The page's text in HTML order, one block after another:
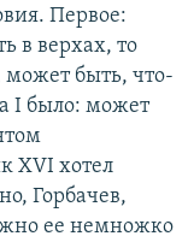
Первое:
в верхах, то
может быть, что-
I было: может
XVI хотел
Горбачев,
ее немножко